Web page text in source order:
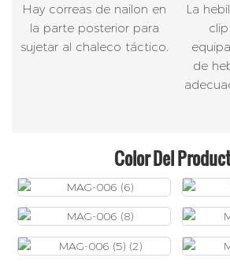
Hay correas de nailon en
la parte posterior para
sujetar al chaleco táctico.
La
de
Color Del